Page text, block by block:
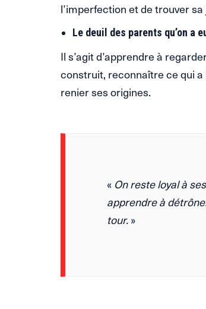
l’imperfection et de trouver
Le deuil des parents qu’on a
Il s’agit d’apprendre à
construit, reconnaître ce qui
renier ses origines.
« On reste loyal à
apprendre à
tour.»